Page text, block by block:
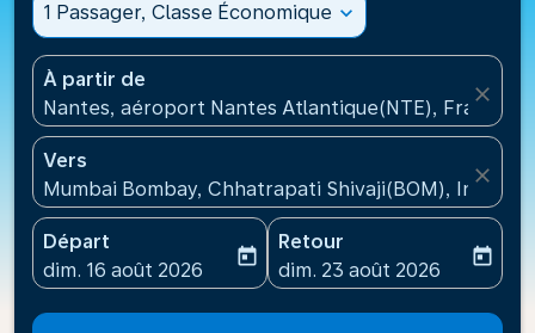
1 Passager, Classe Économique expand_more
À partir de
Nantes, aéroport Nantes Atlantique(NTE), France
close
Vers
Mumbai Bombay, Chhatrapati Shivaji(BOM), Inde
close
Départ
fc-booking-departure-date-aria-label
dim. 16 août 2026
today
Retour
fc-booking-return-date-
dim. 23 août 2026
today